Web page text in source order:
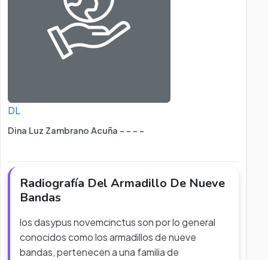
DL
Dina Luz Zambrano Acuña - - - -
Radiografía Del Armadillo De Nueve
Bandas
los dasypus novemcinctus son por lo general
conocidos como los armadillos de nueve
bandas, pertenecen a una familia de